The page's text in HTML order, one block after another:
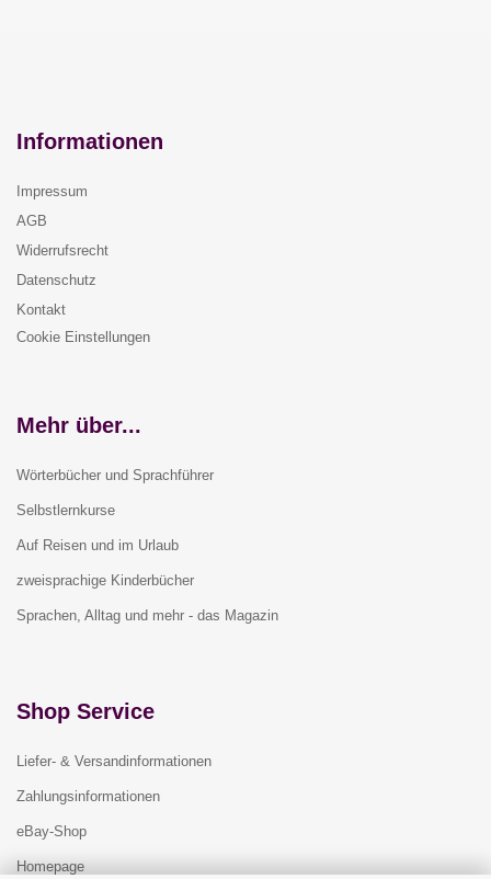
Informationen
Impressum
AGB
Widerrufsrecht
Datenschutz
Kontakt
Cookie Einstellungen
Mehr über...
Wörterbücher und Sprachführer
Selbstlernkurse
Auf Reisen und im Urlaub
zweisprachige Kinderbücher
Sprachen, Alltag und mehr - das Magazin
Shop Service
Liefer- & Versandinformationen
Zahlungsinformationen
eBay-Shop
Homepage